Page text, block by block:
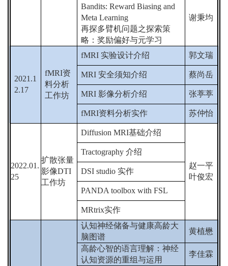
Bandits: Reward Biasing and
Meta Learning
再探多臂机问题之探索策
略：奖励偏好与元学习
谢秉均
2021.1
2.17
fMRI资
料分析
工作坊
fMRI 实验设计介绍 郭文瑞
MRI 安全须知介绍 蔡尚岳
MRI 影像分析介绍 张葶葶
fMRI资料分析实作 苏仲怡
2022.01.
25
扩散张量
影像DTI
工作坊
Diffusion MRI基础介绍
赵一平
叶俊宏
Tractography 介绍
DSI studio 实作
PANDA toolbox with FSL
MRtrix实作
认知神经储备与健康高龄大
脑图谱
黄植懋
高龄心智的语言理解：神经
认知资源的重组与运用
李佳霖